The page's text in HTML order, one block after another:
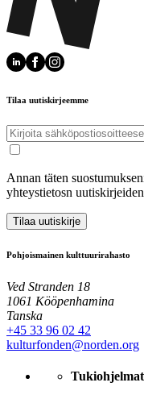
Tilaa uutiskirjeemme
Annan täten
yhteystietosn
Tilaa uutiskirje
Pohjoismainen kulttuurirahasto
Ved Stranden 18
1061 Kööpenhamina
Tanska
+45 33 96 02 42
kulturfonden@norden.org
Tukiohjelmat